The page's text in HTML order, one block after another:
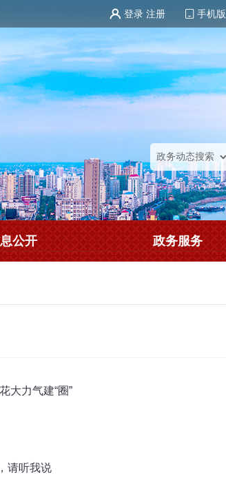
登录 注册 手机版
公开 政务服务
大力气建“圈”
请听我说